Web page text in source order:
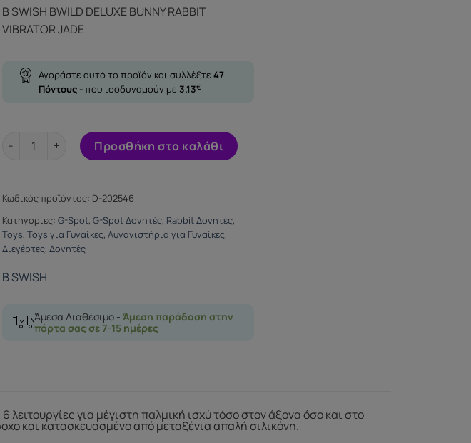
B SWISH BWILD DELUXE BUNNY RABBIT
VIBRATOR JADE
Αγοράστε αυτό το προϊόν και συλλέξτε 47
Πόντους - που ισοδυναμούν με 3.13€
B SWISH BWILD DELUXE BUNNY RABBIT VIBRATOR JADE ποσότητα
Προσθήκη στο καλάθι
Κωδικός προϊόντος: D-202546
Κατηγορίες: G-Spot, G-Spot Δονητές, Rabbit Δονητές,
Toys, Toys για Γυναίκες, Αυνανιστήρια για Γυναίκες,
Διεγέρτες, Δονητές
B SWISH
Άμεσα Διαθέσιμο - Άμεση παράδοση στην
πόρτα σας σε 7-15 ημέρες
για μέγιστη παλμική ισχύ τόσο στον άξονα όσο και στο
και κατασκευασμένο από μεταξένια απαλή σιλικόνη.